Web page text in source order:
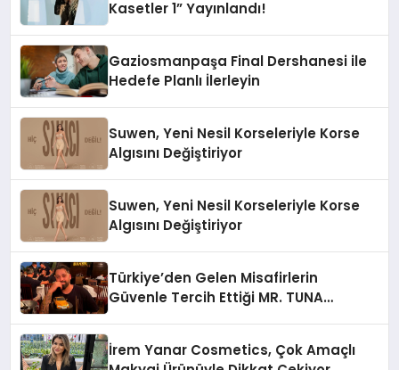
Kasetler 1” Yayınlandı!
Gaziosmanpaşa Final Dershanesi ile
Hedefe Planlı İlerleyin
Suwen, Yeni Nesil Korseleriyle Korse
Algısını Değiştiriyor
Suwen, Yeni Nesil Korseleriyle Korse
Algısını Değiştiriyor
Türkiye’den Gelen Misafirlerin
Güvenle Tercih Ettiği MR. TUNA
İrem Yanar Cosmetics, Çok Amaçlı